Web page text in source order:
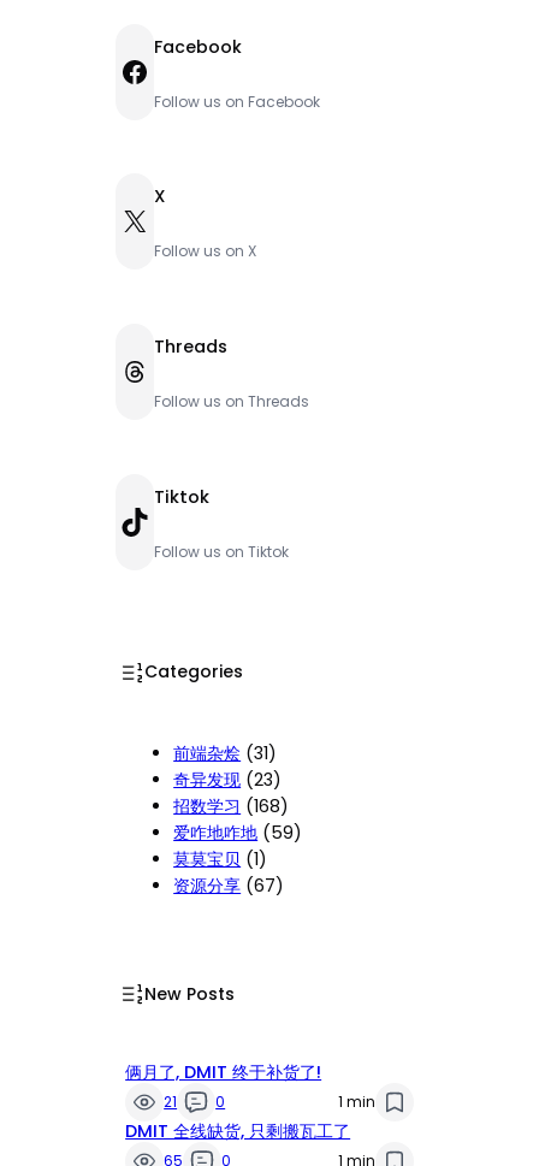
Facebook
Facebook
Follow us on Facebook
X
X
Follow us on X
Threads
Threads
Follow us on Threads
TikTok
Tiktok
Follow us on Tiktok
Categories
前端杂烩 (31)
奇异发现 (23)
招数学习 (168)
爱咋地咋地 (59)
莫莫宝贝 (1)
资源分享 (67)
New Posts
俩月了, DMIT 终于补货了!
21 0 1 min
DMIT 全线缺货, 只剩搬瓦工了
65 0 1 min